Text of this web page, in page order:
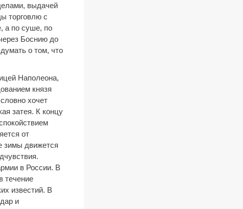
выдачей
торговлю с
а по суше, по
Боснию до
о том, что
Наполеона,
князя
хочет
затея. К концу
от
зимы движется
в России. В
течение
известий. В
и